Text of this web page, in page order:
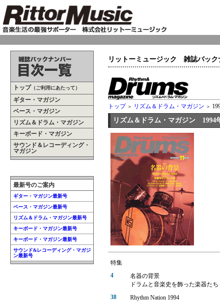
トップ （ご利用にあたって）
ギター・マガジン
ベース・マガジン
リズム＆ドラム・マガジン
キーボード・マガジン
サウンド＆レコーディング・
マガジン
最新号のご案内
ギター・マガジン最新号
ベース・マガジン最新号
リズム＆ドラム・マガジン最新号
キーボード・マガジン最新号
キーボード・マガジン最新号
サウンド&レコーディング・マガジ
ン最新号
リットーミュージック 雑誌バック
トップ ＞ リズム＆ドラム・マガジン ＞
リズム＆ドラム・マガジン 1994
特集
4
名器の背景
ドラムと音楽史を飾った楽器たち
38
Rhythm Nation 1994